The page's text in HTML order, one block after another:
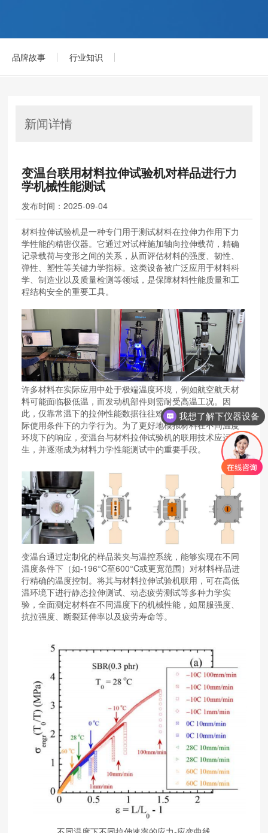
品牌故事 行业知识
新闻详情
变温台联用材料拉伸试验机对样品进行力
学机械性能测试
发布时间：2025-09-04
材料拉伸试验机是一种专门用于测试材料在拉伸力作用下力
学性能的精密仪器。它通过对试样施加轴向拉伸载荷，精确
记录载荷与变形之间的关系，从而评估材料的强度、韧性、
弹性、塑性等关键力学指标。这类设备被广泛应用于材料科
学、制造业以及质量检测等领域，是保障材料性能质量和工
程结构安全的重要工具。
许多材料在实际应用中处于极端温度环境，例如航空航天材
料可能面临极低温，而发动机部件则需耐受高温工况。因
此，仅靠常温下的拉伸性能数据往往难以全面反映材料在实
际使用条件下的力学行为。为了更好地模拟材料在不同温度
环境下的响应，变温台与材料拉伸试验机的联用技术应运而
生，并逐渐成为材料力学性能测试中的重要手段。
变温台通过定制化的样品装夹与温控系统，能够实现在不同
温度条件下（如-196°C至600°C或更宽范围）对材料样品进
行精确的温度控制。将其与材料拉伸试验机联用，可在高低
温环境下进行静态拉伸测试、动态疲劳测试等多种力学实
验，全面测定材料在不同温度下的机械性能，如屈服强度、
抗拉强度、断裂延伸率以及疲劳寿命等。
我想了解下仪器设备
可以报价么